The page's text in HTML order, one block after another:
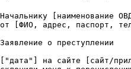
Начальнику [наименование
от [ФИО, адрес, паспорт,
Заявление о преступлении
["дата"] на сайте [сайт/